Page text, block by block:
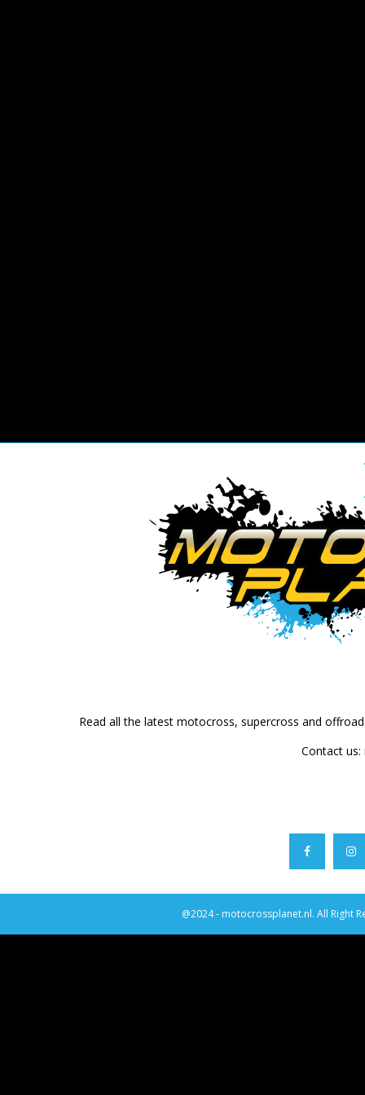
Read all the latest motocross, supercross and
Contact us:
@2024 - motocrossplanet.nl. All Right